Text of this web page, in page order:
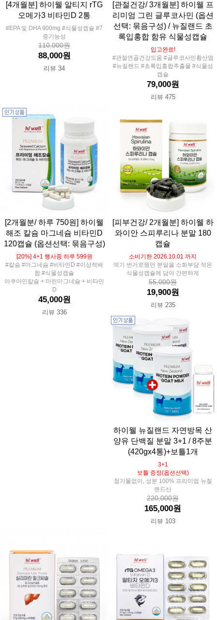
[4개월분] 하이웰 알티지 rTG
오메가3 비타민D 2통
#EPA 및 DHA 900mg #식물성캡슐 #7
중기능성
110,000원
88,000원
리뷰 34
[관절건강/ 3개월분] 하이웰 프
리미엄 그린 글루코사민 (옵션
선택: 묶음구성) / 뉴질랜드 초
록입홍합 함유 식물성캡슐
입고완료!
#관절연골건강도움 #글루코사민황산염
#뉴질랜드 #초록입홍합추출물 #식물성
캡슐
79,000원
리뷰 475
[2개월분/ 하루 750원] 하이웰
해조 칼슘 마그네슘 비타민D
120캡슐 (옵션선택: 묶음구성)
[20%] 4+1 행사중 하루 599원
#칼슘 #마그네슘 #비타민D #이상적배
합 #식물성캡슐
아쿠아민칼슘 + 마린마그네슘 + 비타민
D
45,000원
리뷰 336
[피부건강/ 2개월분] 하이웰 하
와이안 스피루리나 분말 180
캡슐
소비기한 2026.10.01 까지
먹기 번거로웠던 분말을 소화부담 적은
식물성캡슐에 담아 간편하게
55,000원
19,900원
리뷰 235
하이웰 뉴질랜드 자연방목 산
양유 단백질 분말 3+1 / 8주분
(420gx4통)+보틀1개
3+1
보틀 증정(옵션선택)
첨가물없이, 성분 100% 프리미엄 뉴질
랜드산
220,000원
165,000원
리뷰 103